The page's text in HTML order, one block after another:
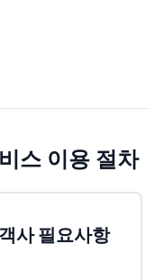
스 이용 절차
사 필요사항